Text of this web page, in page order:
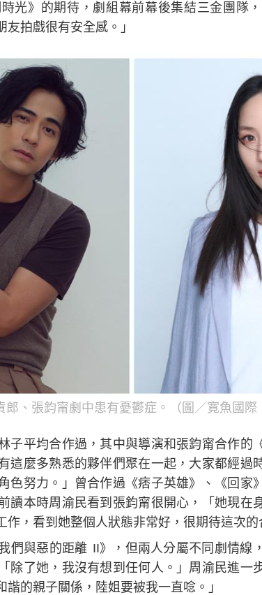
光》的期待，劇組幕前幕後集結三金團隊
拍戲很有安全感。」
郎、張鈞甯劇中患有憂鬱症。（圖／寛魚國際
子平均合作過，其中與導演和張鈞甯合作的
這麼多熟悉的夥伴們聚在一起，大家都經過
色努力。」曾合作過《痞子英雄》、《回家
讀本時周渝民看到張鈞甯很開心，「她現在
，看到她整個人狀態非常好，很期待這次的
們與惡的距離 II》，但兩人分屬不同劇情線
除了她，我沒有想到任何人。」周渝民進一
的親子關係，陸姐要被我一直唸。」